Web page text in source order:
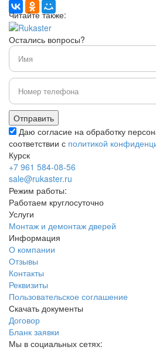
Читайте также:
Остались вопросы?
Даю согласие на обработку
соответствии с политикой
Курск
+7 961 584-08-56
sale@rukaster.ru
Режим работы:
Работаем круглосуточно
Услуги
Монтаж и демонтаж дверей
Информация
О компании
Отзывы
Контакты
Реквизиты
Пользовательское соглашение
Скачать документы
Договор
Бланк заявки
Мы в социальных сетях: